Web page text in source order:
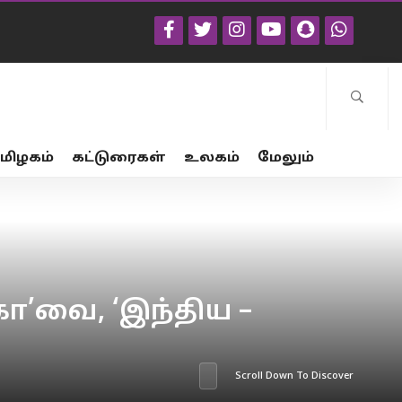
கட்டுரைகள் உலகம் மேலும்
‘இந்திய –
Scroll Down To Discover